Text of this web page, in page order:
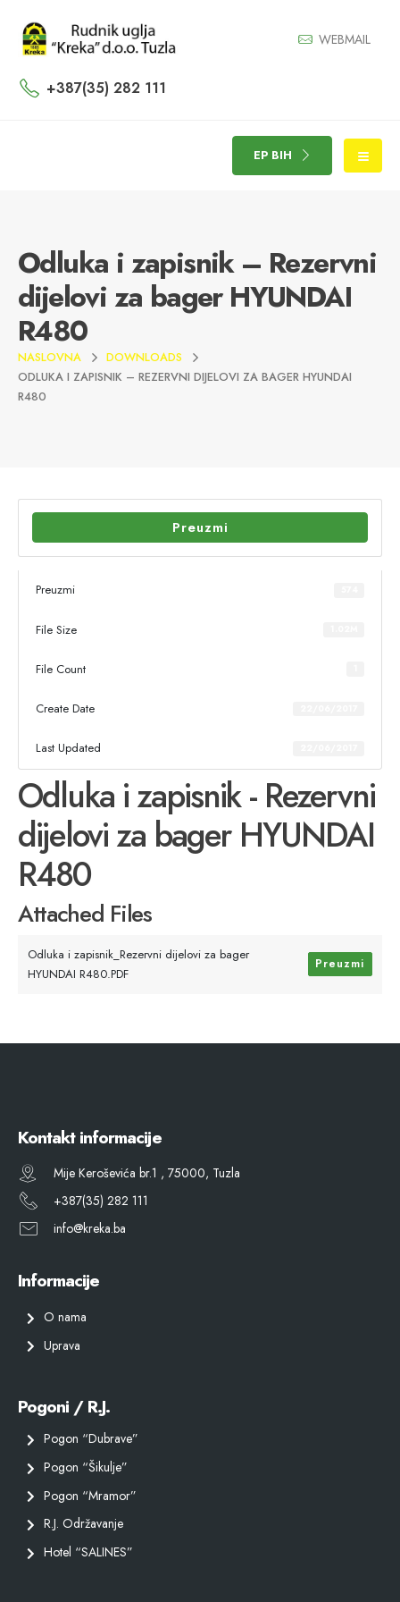
WEBMAIL
+387(35) 282 111
EP BIH
Odluka i zapisnik – Rezervni
dijelovi za bager HYUNDAI
R480
NASLOVNA
DOWNLOADS
ODLUKA I ZAPISNIK – REZERVNI DIJELOVI ZA BAGER HYUNDAI
R480
Preuzmi
Preuzmi
File Size
File Count
Create Date
Last Updated
Odluka i zapisnik - Rezervni
dijelovi za bager HYUNDAI
R480
Attached Files
Odluka i zapisnik_Rezervni dijelovi za bager
HYUNDAI R480.PDF
Preuzmi
Kontakt informacije
Mije Keroševića br.1 , 75000, Tuzla
+387(35) 282 111
info@kreka.ba
Informacije
O nama
Uprava
Pogoni / R.J.
Pogon “Dubrave”
Pogon “Šikulje”
Pogon “Mramor”
R.J. Održavanje
Hotel “SALINES”